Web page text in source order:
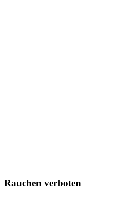
Rauchen verboten